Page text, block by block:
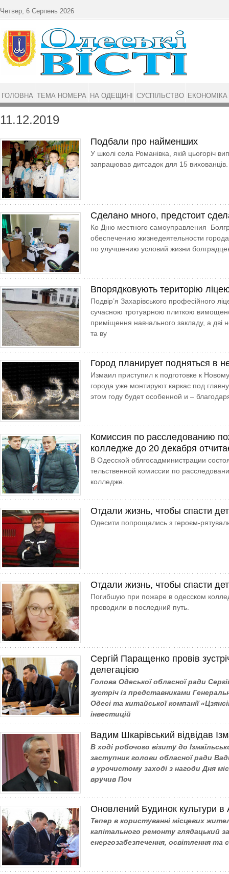
11.12.2019
Подбали про найменших
У школі села Романівка, якій цьогоріч
запрацював дитсадок для 15
Сделано много, предстоит
Ко Дню местного самоуправления
обеспечению жизнедеятельности
по улучшению условий жизни
Впорядковують територію
Подвір’я Захарівського професійного
сучасною тротуарною плиткою
приміщення навчального закладу, а дві
та ву
Город планирует подняться в
Измаил приступил к подготовке к
города уже монтируют каркас под
этом году будет особенной и –
Комиссия по расследованию
колледже до 20 декабря
В Одесской облгосадми­нист­рации
тельственной комиссии по
колледже.
Отдали жизнь, чтобы спасти
Одесити попрощались з героєм-
Отдали жизнь, чтобы спасти
Погибшую при пожаре в одесском
проводили в последний путь.
Сергій Паращенко провів
делегацією
Голова Одеської обласної ради
зустріч із представниками
Одесі та китайської компанії
інвестицій
Вадим Шкарівський відвідав
В ході робочого візиту до
заступник голови обласної ради
в урочистому заході з нагоди Дня
вручив Поч
Оновлений Будинок культури в
Тепер в користуванні місцевих
капітального ремонту глядацький
енергозабезпечення, освітлення та
Четвер, 6 Серпень 2026
ГОЛОВНА ТЕМА НОМЕРА НА ОДЕЩИНІ СУСПІЛЬСТВО ЕКОНОМІКА